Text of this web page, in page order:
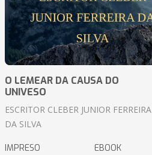
O LEMEAR DA CAUSA DO
UNIVESO
ESCRITOR CLEBER JUNIOR FERREIRA
DA SILVA
IMPRESO EBOOK